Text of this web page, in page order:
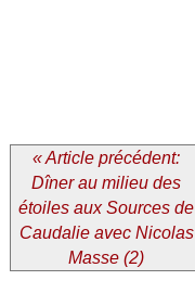
« Article précédent:
Dîner au milieu des
étoiles aux Sources de
Caudalie avec Nicolas
Masse (2)